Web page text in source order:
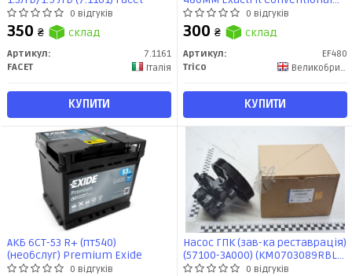
0 відгуків
350 ₴ склад
Артикул:
7.1161
FACET
Італія
КУПИТИ
(EF480) TRICO0 відгуків
300 ₴ склад
Артикул:
EF480
Trico
Великобритания
КУПИТИ
АКБ 6СТ-53 R+ (пт540)
(необслуг) Premium Exide
0 відгуків
Насос ГПК (зав-ка реставрація)
(57100-3A000) (KM0703089RBLT)
KAP
0 відгуків